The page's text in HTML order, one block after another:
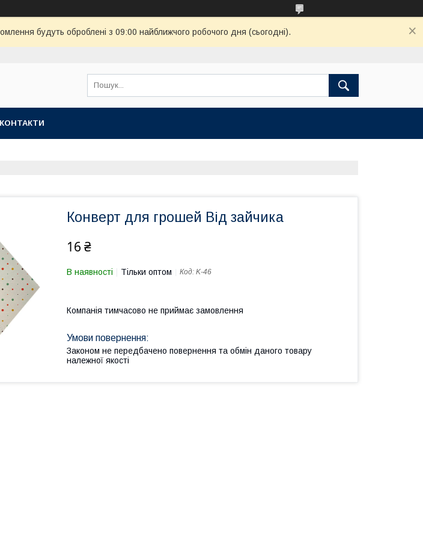
будуть оброблені з 09:00 найближчого робочого дня (сьогодні).
КОНТАКТИ
Конверт для грошей Від зайчика
16 ₴
В наявності Тільки оптом Код: K-46
Компанія тимчасово не приймає замовлення
Законом не передбачено повернення та обмін даного товару
належної якості